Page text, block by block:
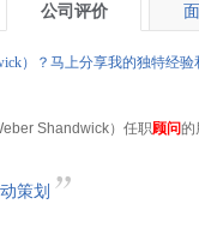
公司评价
）？马上分享我的独特经验
Shandwick）任职顾问的
策划